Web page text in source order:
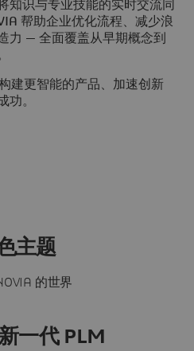
知识与专业技能的实时交流同
帮助企业优化流程、减少浪
力 — 全面覆盖从早期概念到
建更智能的产品、加速创新
功。
主题
的世界
一代 PLM